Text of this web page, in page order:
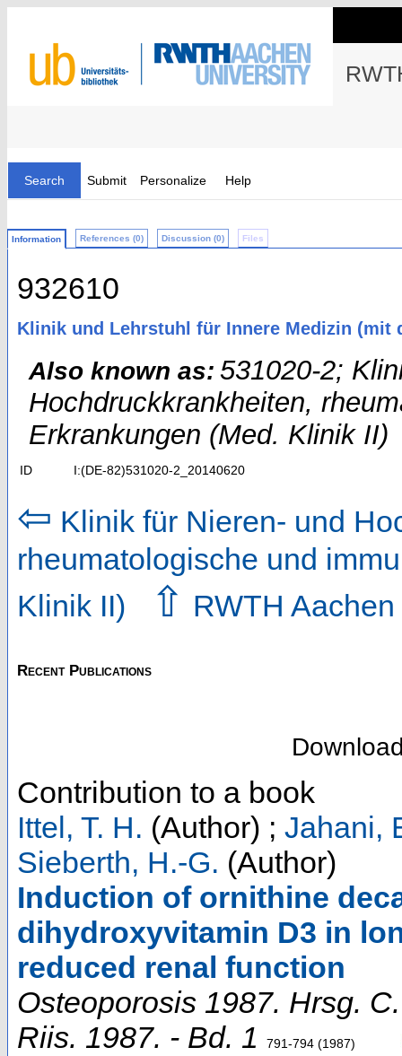
Search Submit Personalize Help
Information References (0) Discussion (0) Files
932610
Klinik und Lehrstuhl für Innere Medizin (mit
Also known as: 531020-2;
Hochdruckkrankheiten,
Erkrankungen (Med. Klinik II)
ID I:(DE-82)531020-2_20140620
⇦ Klinik für Nieren- und
rheumatologische und
Klinik II)
⇧ RWTH Aachen
Recent Publications
Contribution to a book
Ittel, T. H. (Author) ; Jahani,
Sieberth, H.-G. (Author)
Induction of ornithine
dihydroxyvitamin D3 in
reduced renal function
Osteoporosis 1987. Hrsg.
Riis. 1987. - Bd. 1
791-794 (1987)